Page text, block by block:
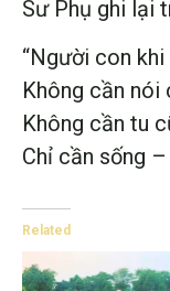
Sư Phụ ghi lại
“Người con
Không cần nói
Không cần tu
Chỉ cần sống
Related